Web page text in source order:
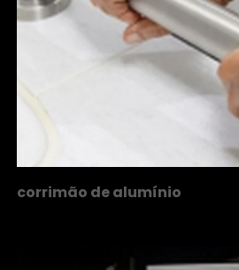
corrimão de alumínio